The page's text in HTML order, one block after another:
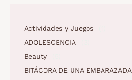
Actividades y Juegos
ADOLESCENCIA
Beauty
BITÁCORA DE UNA EMBARAZADA